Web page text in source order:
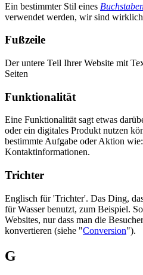
Ein bestimmter Stil eines
verwendet werden, wir sind
Fußzeile
Der untere Teil Ihrer Website mit
Seiten
Funktionalität
Eine Funktionalität sagt etwas
oder ein digitales Produkt nutzen
bestimmte Aufgabe oder Aktion
Kontaktinformationen.
Trichter
Englisch für 'Trichter'. Das Ding,
für Wasser benutzt, zum Beispiel.
Websites, nur dass man die
konvertieren (siehe "Conversion").
G